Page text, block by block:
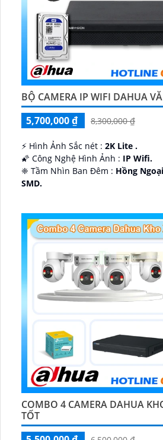
BỘ CAMERA IP WIFI DAHUA
5,700,000 ₫
8,300,000 ₫
️⚡ Hình Ảnh Sắc nét : 2K Lite .
🌠 Công Nghệ Hình Ảnh : IP Wifi.
❈ Tầm Nhìn Ban Đêm : Hồng
SMD.
COMBO 4 CAMERA DAHUA
TỐT